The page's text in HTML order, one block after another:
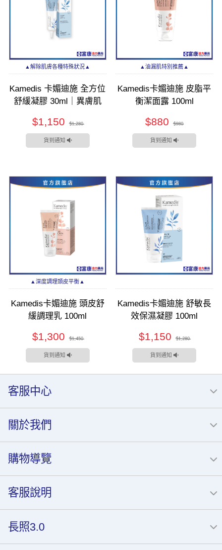
▲解除肌膚各種特殊狀況▲
Kamedis 卡媚迪施 全方位
舒緩凝膠 30ml｜異膚肌
$1,150 $1,280
貨到通知
▲油漏肌特別推薦▲
Kamedis卡媚迪施 皮脂平
衡潔面露 100ml
$880 $980
貨到通知
▲深度調理頭皮平衡▲
Kamedis卡媚迪施 頭皮舒
緩調理乳 100ml
$1,300 $1,450
貨到通知
Kamedis卡媚迪施 舒敏長
效保濕凝膠 100ml
$1,150 $1,280
貨到通知
客服中心
關於我們
購物導覽
客服說明
長照3.0